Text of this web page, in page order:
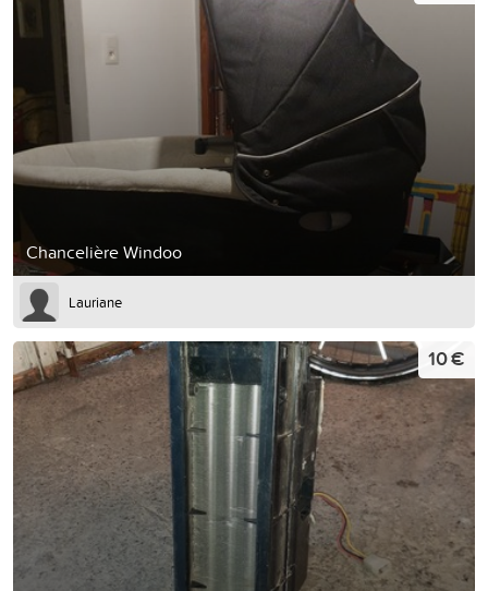
Chancelière Windoo
Lauriane
10 €